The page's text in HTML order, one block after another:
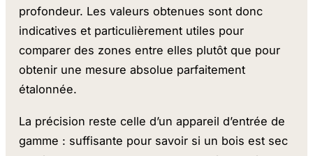
profondeur. Les valeurs obtenues sont donc
indicatives et particulièrement utiles pour
comparer des zones entre elles plutôt que pour
obtenir une mesure absolue parfaitement
étalonnée.
La précision reste celle d’un appareil d’entrée de
gamme : suffisante pour savoir si un bois est sec